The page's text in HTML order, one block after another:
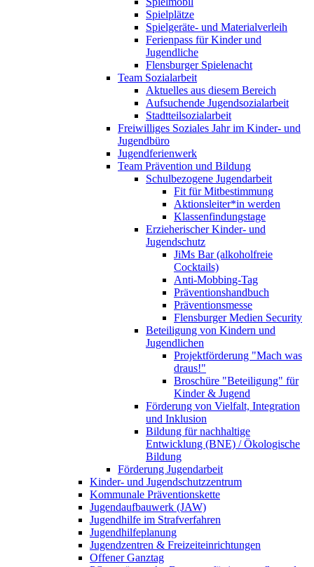
Spielplätze
Spielgeräte- und Materialverleih
Ferienpass für Kinder und
Jugendliche
Flensburger Spielenacht
Team Sozialarbeit
Aktuelles aus diesem Bereich
Aufsuchende Jugendsozialarbeit
Stadtteilsozialarbeit
Freiwilliges Soziales Jahr im Kinder- und
Jugendbüro
Jugendferienwerk
Team Prävention und Bildung
Schulbezogene Jugendarbeit
Fit für Mitbestimmung
Aktionsleiter*in werden
Klassenfindungstage
Erzieherischer Kinder- und
Jugendschutz
JiMs Bar (alkoholfreie
Cocktails)
Anti-Mobbing-Tag
Präventionshandbuch
Präventionsmesse
Flensburger Medien Security
Beteiligung von Kindern und
Jugendlichen
Projektförderung "Mach was
draus!"
Broschüre "Beteiligung" für
Kinder & Jugend
Förderung von Vielfalt, Integration
und Inklusion
Bildung für nachhaltige
Entwicklung (BNE) / Ökologische
Bildung
Förderung Jugendarbeit
Kinder- und Jugendschutzzentrum
Kommunale Präventionskette
Jugendaufbauwerk (JAW)
Jugendhilfe im Strafverfahren
Jugendhilfeplanung
Jugendzentren & Freizeiteinrichtungen
Offener Ganztag